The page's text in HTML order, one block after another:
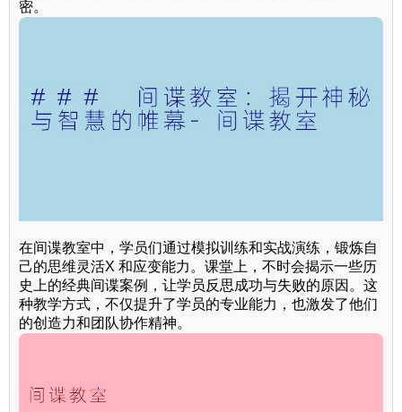
密。
在间谍教室中，学员们通过模拟训练和实战演练，锻炼自
己的思维灵活X 和应变能力。课堂上，不时会揭示一些历
史上的经典间谍案例，让学员反思成功与失败的原因。这
种教学方式，不仅提升了学员的专业能力，也激发了他们
的创造力和团队协作精神。